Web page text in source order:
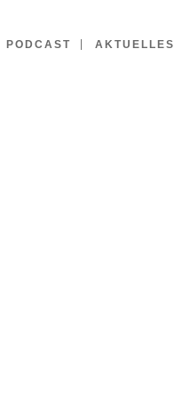
PODCAST AKTUELLES